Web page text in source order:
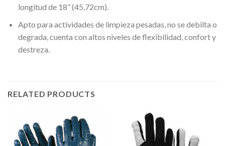
longitud de 18” (45,72cm).
Apto para actividades de limpieza pesadas, no se debilta o
degrada, cuenta con altos niveles de flexibilidad, confort y
destreza.
RELATED PRODUCTS